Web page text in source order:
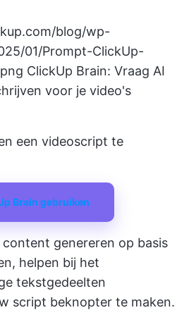
blog/wp-
01/Prompt-ClickUp-
ClickUp Brain: Vraag AI
voor je video's
een videoscript te
Brain gebruiken
genereren op basis
helpen bij het
tekstgedeelten
script beknopter te maken.